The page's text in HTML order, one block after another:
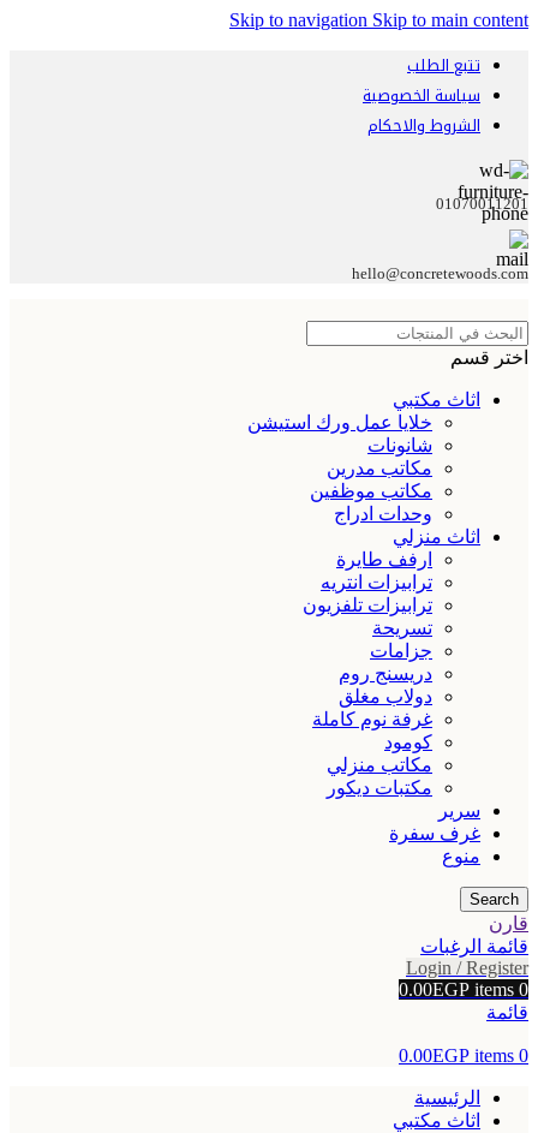
Skip to navigation Skip to main content
تتبع الطلب
سياسة الخصوصية
الشروط والاحكام
01070011201
hello@concretewoods.com
اختر قسم
اثاث مكتبي
خلايا عمل ورك استيشن
شانونات
مكاتب مدرين
مكاتب موظفين
وحدات ادراج
اثاث منزلي
ارفف طايرة
ترابيزات انتريه
ترابيزات تلفزيون
تسريحة
جزامات
دريسنج روم
دولاب مغلق
غرفة نوم كاملة
كومود
مكاتب منزلي
مكتبات ديكور
سرير
غرف سفرة
منوع
Search
قارن
قائمة الرغبات
Login / Register
0
items
0.00EGP
قائمة
0
items
0.00EGP
الرئيسية
اثاث مكتبي